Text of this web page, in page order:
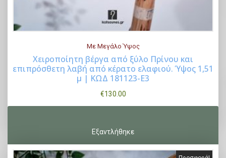
Buy Now
Με Μεγάλο Ύψος
Χειροποίητη βέργα από ξύλο Πρίνου και
επιπρόσθετη λαβή από κέρατο ελαφιού. Ύψος 1,51
μ | ΚΩΔ 181123-Ε3
€130.00